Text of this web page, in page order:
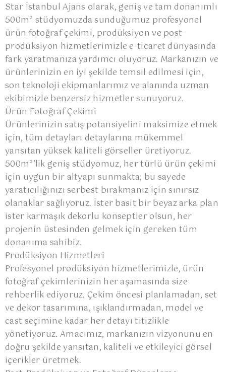
Star İstanbul Ajans olarak, geniş ve tam donanımlı
500m² stüdyomuzda sunduğumuz profesyonel
ürün fotoğraf çekimi, prodüksiyon ve post-
prodüksiyon hizmetlerimizle e-ticaret dünyasında
fark yaratmanıza yardımcı oluyoruz. Markanızın ve
ürünlerinizin en iyi şekilde temsil edilmesi için,
son teknoloji ekipmanlarımız ve alanında uzman
ekibimizle benzersiz hizmetler sunuyoruz.
Ürün Fotoğraf Çekimi
Ürünlerinizin satış potansiyelini maksimize etmek
için, tüm detayları detaylarına mükemmel
yansıtan yüksek kaliteli görseller üretiyoruz.
500m²’lik geniş stüdyomuz, her türlü ürün çekimi
için uygun bir altyapı sunmakta; bu sayede
yaratıcılığınızı serbest bırakmanız için sınırsız
olanaklar sağlıyoruz. İster basit bir beyaz arka plan
ister karmaşık dekorlu konseptler olsun, her
projenin üstesinden gelmek için gereken tüm
donanıma sahibiz.
Prodüksiyon Hizmetleri
Profesyonel prodüksiyon hizmetlerimizle, ürün
fotoğraf çekimlerinizin her aşamasında size
rehberlik ediyoruz. Çekim öncesi planlamadan, set
ve dekor tasarımına, ışıklandırmadan, model ve
cast seçimine kadar her detayı titizlikle
yönetiyoruz. Amacımız, markanızın vizyonunu en
doğru şekilde yansıtan, kaliteli ve etkileyici görsel
içerikler üretmek.